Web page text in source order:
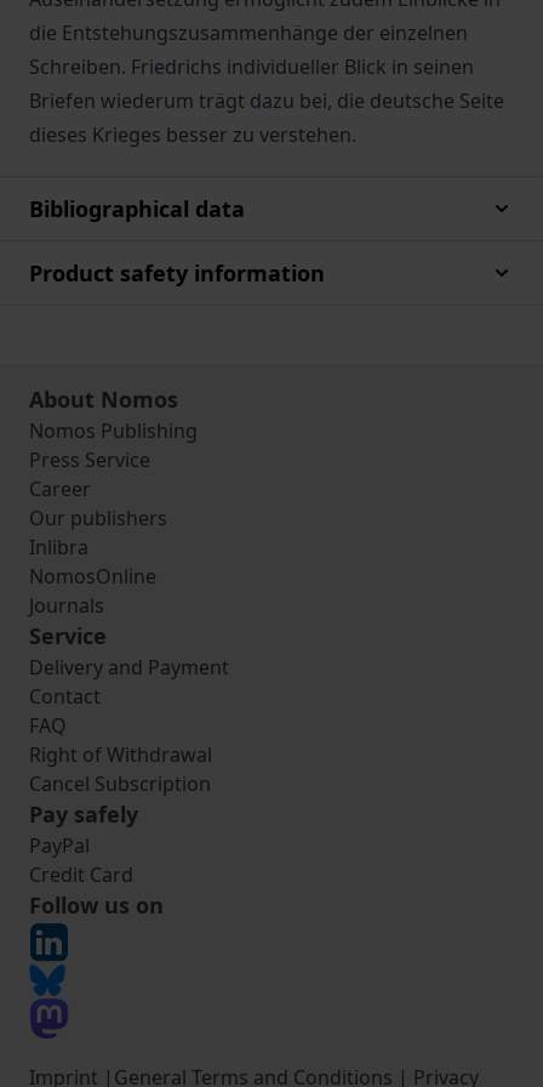
die Entstehungszusammenhänge der einzelnen
Schreiben. Friedrichs individueller Blick in seinen
Briefen wiederum trägt dazu bei, die deutsche Seite
dieses Krieges besser zu verstehen.
Bibliographical data
Product safety information
About Nomos
Nomos Publishing
Press Service
Career
Our publishers
Inlibra
NomosOnline
Journals
Service
Delivery and Payment
Contact
FAQ
Right of Withdrawal
Cancel Subscription
Pay safely
PayPal
Credit Card
Follow us on
Imprint | General Terms and Conditions | Privacy